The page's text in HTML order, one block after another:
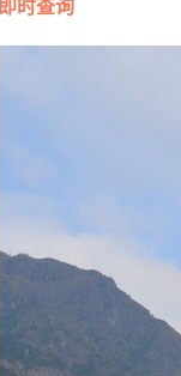
即时查询